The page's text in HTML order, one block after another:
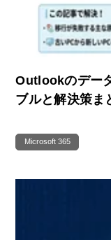
Outlookのデー
ブルと解決策ま
Microsoft 365